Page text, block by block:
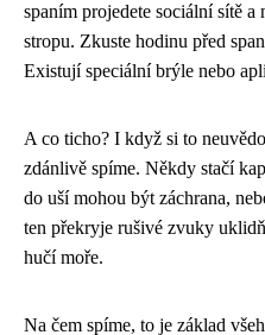
spaním projedete sociální sítě
stropu. Zkuste hodinu před
Existují speciální brýle nebo
A co ticho? I když si to
zdánlivě spíme. Někdy stačí
do uší mohou být záchrana,
ten překryje rušivé zvuky
hučí moře.
Na čem spíme, to je základ